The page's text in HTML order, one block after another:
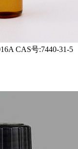
CAS号:7440-31-5